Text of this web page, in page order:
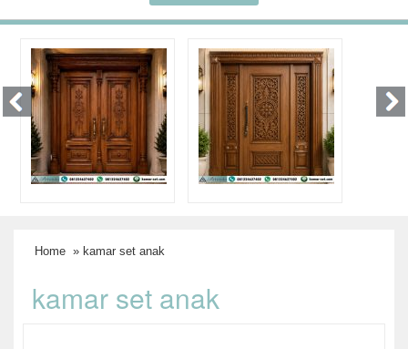
Home » kamar set anak
kamar set anak